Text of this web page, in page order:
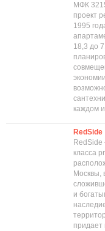
МФК
проект
1995
18,3 до
каждом
RedSide
класса
Москвы,
и